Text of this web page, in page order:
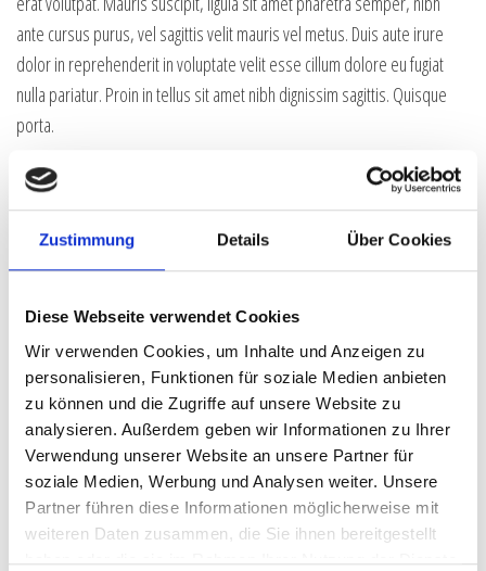
Zustimmung Details Über Cookies
Diese Webseite verwendet Cookies
Wir verwenden Cookies, um Inhalte und Anzeigen zu
personalisieren, Funktionen für soziale Medien anbieten
zu können und die Zugriffe auf unsere Website zu
analysieren. Außerdem geben wir Informationen zu Ihrer
Verwendung unserer Website an unsere Partner für
soziale Medien, Werbung und Analysen weiter. Unsere
Partner führen diese Informationen möglicherweise mit
weiteren Daten zusammen, die Sie ihnen bereitgestellt
haben oder die sie im Rahmen Ihrer Nutzung der Dienste
ante cursus purus, vel sagittis velit mauris vel metus. Duis aute irure
dolor in reprehenderit in voluptate velit esse cillum dolore eu fugiat
nulla pariatur. Proin in tellus sit amet nibh dignissim sagittis. Quisque
porta.
Integer malesuada. Nullam sit amet magna in magna gravida vehicula.
Curabitur vitae diam non enim vestibulum interdum. Nunc tincidunt ante
vitae massa. Duis bibendum, lectus ut viverra rhoncus, dolor nunc
faucibus libero, eget facilisis enim ipsum id lacus. Maecenas ipsum
erat. Itaque earum rerum hic tenetur a sapiente delectus, ut aut
reiciendis voluptatibus maiores alias consequatur aut perferendis
doloribus asperiores repellat. Nullam sit amet magna in magna gravida
vehicula. Maecenas libero. Ut enim ad minima veniam, quis nostrum
exercitationem ullam corporis suscipit laboriosam, nisi ut aliquid ex ea
commodi consequatur? Duis aute irure dolor in reprehenderit in
voluptate velit esse cillum dolore eu fugiat nulla pariatur. Aliquam
ornare wisi eu metus. Fusce wisi.